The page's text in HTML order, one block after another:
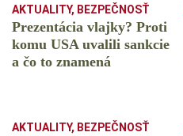
AKTUALITY, BEZPEČNOSŤ
Prezentácia vlajky? Proti
komu USA uvalili sankcie
a čo to znamená
AKTUALITY, BEZPEČNOSŤ